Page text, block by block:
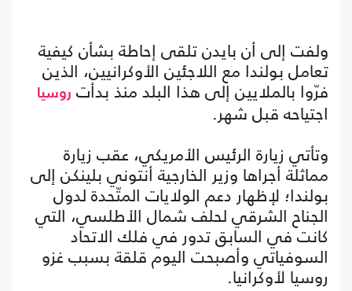
ولفت إلى أن بايدن تلقى إحاطة بشأن كيفية
تعامل بولندا مع اللاجئين الأوكرانيين، الذين
فرّوا بالملايين إلى هذا البلد منذ بدأت روسيا
اجتياحه قبل شهر.
وتأتي زيارة الرئيس الأمريكي، عقب زيارة
مماثلة أجراها وزير الخارجية أنتوني بلينكن إلى
بولندا؛ لإظهار دعم الولايات المتّحدة لدول
الجناح الشرقي لحلف شمال الأطلسي، التي
كانت في السابق تدور في فلك الاتحاد
السوفياتي وأصبحت اليوم قلقة بسبب غزو
روسيا لأوكرانيا.